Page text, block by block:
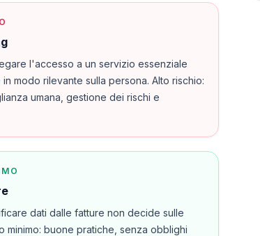
l'accesso a un servizio essenziale
in modo rilevante sulla persona. Alto rischio:
umana, gestione dei rischi e
dati dalle fatture non decide sulle
minimo: buone pratiche, senza obblighi